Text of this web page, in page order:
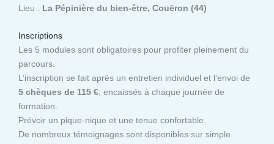
Lieu : La Pépinière du bien-être, Couëron (44)
Inscriptions
Les 5 modules sont obligatoires pour profiter pleinement du
parcours.
L’inscription se fait après un entretien individuel et l’envoi de
5 chèques de 115 €, encaissés à chaque journée de
formation.
Prévoir un pique-nique et une tenue confortable.
De nombreux témoignages sont disponibles sur simple